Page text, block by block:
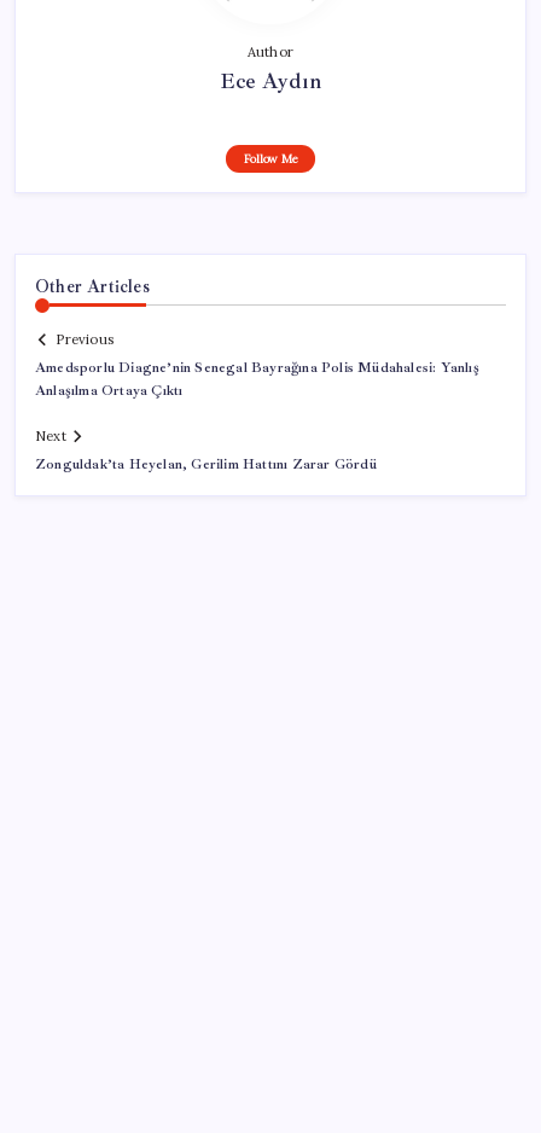
Author
Ece Aydın
Follow Me
Other Articles
Previous
Amedsporlu Diagne’nin Senegal Bayrağına Polis Müdahalesi: Yanlış
Anlaşılma Ortaya Çıktı
Next
Zonguldak’ta Heyelan, Gerilim Hattını Zarar Gördü